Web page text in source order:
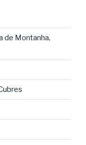
de Montanha,